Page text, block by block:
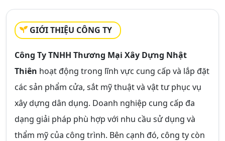
GIỚI THIỆU CÔNG TY
Công Ty TNHH Thương Mại Xây Dựng Nhật
Thiên hoạt động trong lĩnh vực cung cấp và lắp đặt
các sản phẩm cửa, sắt mỹ thuật và vật tư phục vụ
xây dựng dân dụng. Doanh nghiệp cung cấp đa
dạng giải pháp phù hợp với nhu cầu sử dụng và
thẩm mỹ của công trình. Bên cạnh đó, công ty còn